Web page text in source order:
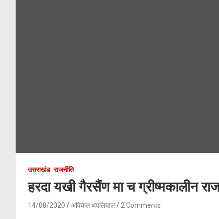
उत्तराखंड राजनीति
हरदा यखी गैरसैंण मा च ग्रीष्मकालीन
14/08/2020 अविकल थपलियाल 2 Comments